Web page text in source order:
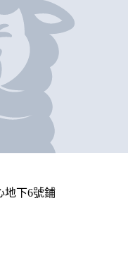
地下6號鋪